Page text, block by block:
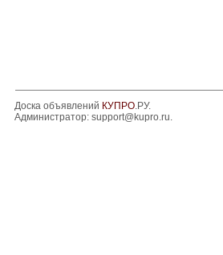
Доска объявлений КУПРО.РУ.
Администратор: support@kupro.ru.